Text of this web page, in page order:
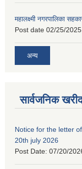
महालक्ष्मी नगरपालिका
Post date 02/25/
अन्य
सार्वजनिक
Notice for the letter
20th july 2026
Post Date: 07/20/